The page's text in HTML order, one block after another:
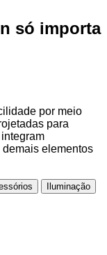
só importa
por meio
para
elementos
Iluminação